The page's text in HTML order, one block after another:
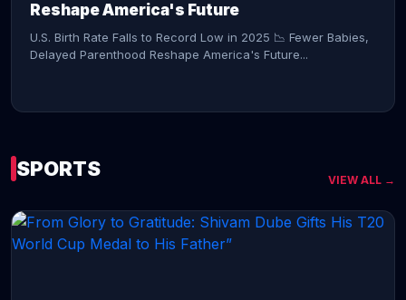
Reshape America's Future
U.S. Birth Rate Falls to Record Low in 2025 📉 Fewer Babies,
Delayed Parenthood Reshape America's Future...
SPORTS VIEW ALL →